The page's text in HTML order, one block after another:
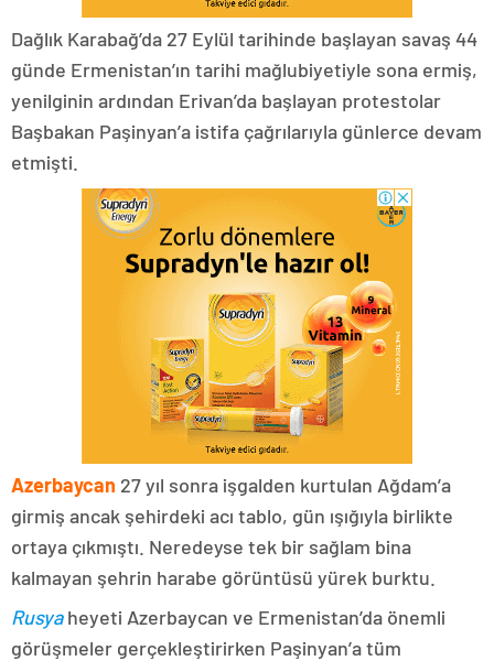
Dağlık Karabağ’da 27 Eylül tarihinde başlayan savaş 44
günde Ermenistan’ın tarihi mağlubiyetiyle sona ermiş,
yenilginin ardından Erivan’da başlayan protestolar
Başbakan Paşinyan’a istifa çağrılarıyla günlerce devam
etmişti.
Azerbaycan 27 yıl sonra işgalden kurtulan Ağdam’a
girmiş ancak şehirdeki acı tablo, gün ışığıyla birlikte
ortaya çıkmıştı. Neredeyse tek bir sağlam bina
kalmayan şehrin harabe görüntüsü yürek burktu.
Rusyaheyeti Azerbaycan ve Ermenistan’da önemli
görüşmeler gerçekleştirirken Paşinyan’a tüm